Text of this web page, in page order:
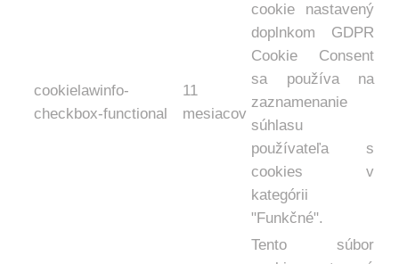
cookielawinfo-
checkbox-functional
11
mesiacov
cookie nastavený
doplnkom GDPR
Cookie Consent
sa používa na
zaznamenanie
súhlasu
používateľa s
cookies v
kategórii
"Funkčné".
Tento súbor